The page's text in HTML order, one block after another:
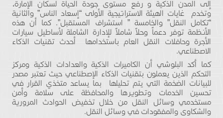
إلى المدن الذكية و رفع مستوى جودة الحياة لسكان الإمارة،
وتخدم غايات الهيئة الاستراتيجية الأولى “إسعاد الناس” والثانية
“تكامل النقل” والخامسة ” استشراف المستقبل”. كما أن هذه
الأنظمة توفر دعماً وحلاً شاملاً للإدارة الشاملة لأساطيل سيارات
الأجرة وحافلات النقل العام باستخدامها أحدث تقنيات الذكاء
الاصطناعي.
كما أكد البلوشي أن الكاميرات الذكية والعدادات الذكية ومركز
التحكم الذين يعملون بتقنيات الذكاء الإصطناعي حيث تعتبر مصدر
للبيانات الضخمة التي يتم تحليلها بما يساعد متخذي القرار في
تحسين الخدمات وتطويرها والمحافظة على سلامة وأمن
مستخدمي وسائل النقل من خلال تخفيض الحوادث المرورية
والشكاوى والمفقودات في وسائل النقل.